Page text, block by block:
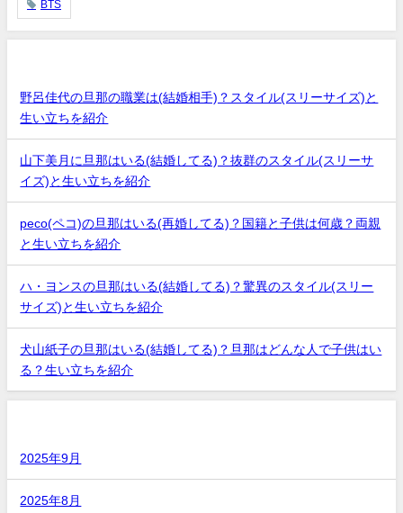
BTS
野呂佳代の旦那の職業は(結婚相手)？スタイル(スリーサイズ)と
生い立ちを紹介
山下美月に旦那はいる(結婚してる)？抜群のスタイル(スリーサ
イズ)と生い立ちを紹介
peco(ペコ)の旦那はいる(再婚してる)？国籍と子供は何歳？両親
と生い立ちを紹介
ハ・ヨンスの旦那はいる(結婚してる)？驚異のスタイル(スリー
サイズ)と生い立ちを紹介
犬山紙子の旦那はいる(結婚してる)？旦那はどんな人で子供はい
る？生い立ちを紹介
2025年9月
2025年8月